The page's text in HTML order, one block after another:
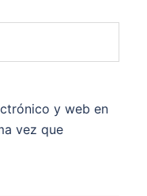
y web en
vez que